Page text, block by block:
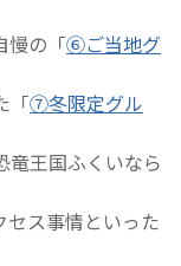
慢の「⑥ご当地グ
「⑦冬限定グル
竜王国ふくいなら
セス事情といった